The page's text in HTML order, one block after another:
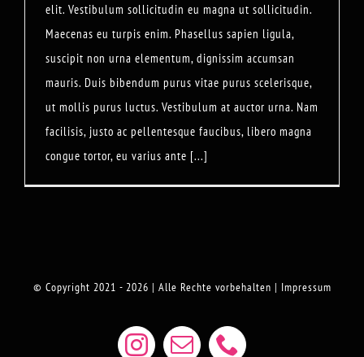
elit. Vestibulum sollicitudin eu magna ut sollicitudin.
Maecenas eu turpis enim. Phasellus sapien ligula,
suscipit non urna elementum, dignissim accumsan
mauris. Duis bibendum purus vitae purus scelerisque,
ut mollis purus luctus. Vestibulum at auctor urna. Nam
facilisis, justo ac pellentesque faucibus, libero magna
congue tortor, eu varius ante [...]
© Copyright 2021 - 2026 | Alle Rechte vorbehalten | Impressum